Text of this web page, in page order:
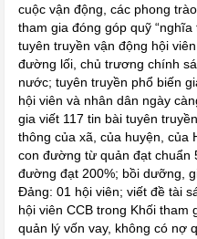
cuộc vận động, các phong
tham gia đóng góp quỹ
tuyên truyền vận động hội
đường lối, chủ trương chính
nước; tuyên truyền phổ biến
hội viên và nhân dân ngày
gia viết 117 tin bài tuyên
thông của xã, của huyện, của
con đường từ quản đạt chuẩn
đường đạt 200%; bồi dưỡng,
Đảng: 01 hội viên; viết đề tài
hội viên CCB trong Khối tham
quản lý vốn vay, không có nợ